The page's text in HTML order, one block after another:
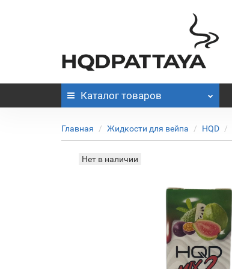
Каталог товаров
Главная Жидкости для вейпа HQD
Нет в наличии